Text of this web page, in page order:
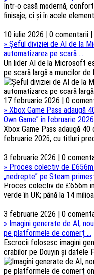
Într-o casă modernă,
finisaje, ci și în acele
10 iulie 2026 | 0 comentarii
» Șeful diviziei de AI de la
automatizarea pe scară ...
Un lider AI de la Microsoft
pe scară largă a muncilor de
17 februarie 2026 | 0
» Xbox Game Pass adaugă
Own Game” în februarie 2026
Xbox Game Pass adaugă 40
februarie 2026, cu titluri
3 februarie 2026 | 0
» Proces colectiv de
„nedrepte” pe Steam
Proces colectiv de £656m
verde în UK; până la 14
3 februarie 2026 | 0
» Imagini generate de AI,
pe platformele de comerț ...
Escrocii folosesc imagini
crabilor pe Douyin și datele